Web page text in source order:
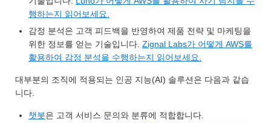
행하는지 읽어보세요.
감정 분석은 고객 피드백을 반영하여 제품 전략 및 마케팅을
위한 정보를 얻는 기술입니다. Zignal Labs가 어떻게 AWS를
활용하여 감정 분석을 수행하는지 읽어보세요.
대부분의 조직에 적용되는 인공 지능(AI) 솔루션은 다음과 같습
니다.
챗봇은 고객 서비스 문의와 분류에 적합합니다.